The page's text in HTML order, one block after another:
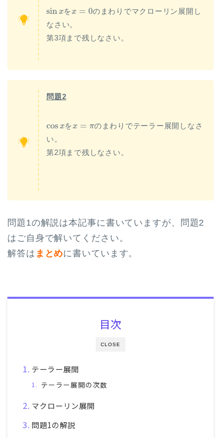
sinx
sin x をx = 0
x=0
のまわりでマクローリン展開し
なさい。
第3項まで残しなさい。
問題2
cosx
cos xをx = π
x=π
のまわりでテーラー展開しなさ
い。
第2項まで残しなさい。
問題1の解説は本記事に書いていますが、問題2
はご自身で解いてください。
解答は まとめに書いています。
CLOSE
目次
テーラー展開
テーラー展開の次数
マクローリン展開
問題1の解説